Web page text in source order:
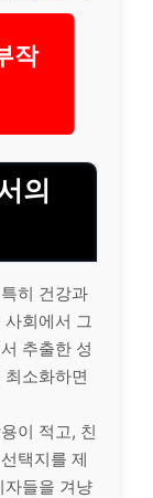
의
히 건강과
회에서 그
추출한 성
소화하면
이 적고, 친
택지를 제
자들을 겨냥